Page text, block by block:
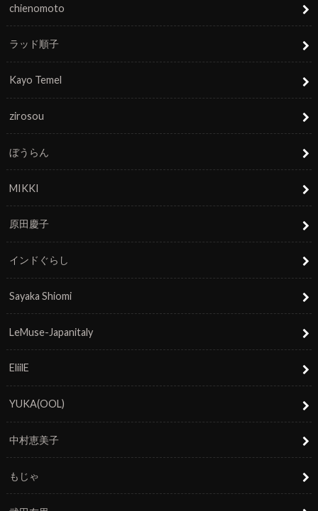
chienomoto
ラッド順子
Kayo Temel
zirosou
ぼうらん
MIKKI
原田慶子
インドぐらし
Sayaka Shiomi
LeMuse-Japanitaly
EliilE
YUKA(OOL)
中村恵美子
もじゃ